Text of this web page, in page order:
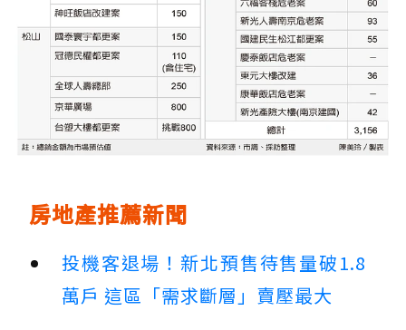
房地產推薦新聞
投機客退場！新北預售待售量破1.8
萬戶 這區「需求斷層」賣壓最大